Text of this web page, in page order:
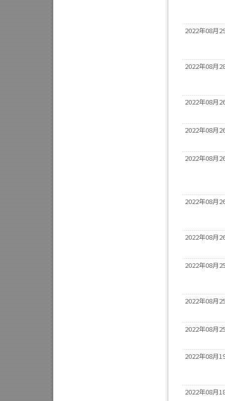
2022年08月
2022年08月
2022年08月
2022年08月
2022年08月
2022年08月
2022年08月
2022年08月
2022年08月
2022年08月
2022年08月
2022年08月